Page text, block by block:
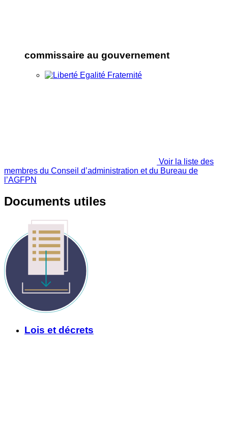
commissaire au gouvernement
Voir la liste des
membres du Conseil d’administration et du Bureau de
l’AGFPN
Documents utiles
Lois et décrets